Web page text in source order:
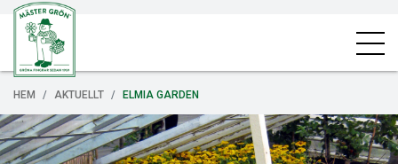
HEM AKTUELLT ELMIA GARDEN